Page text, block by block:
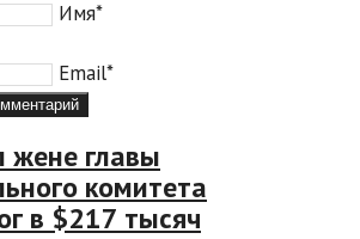
Имя*
Email*
жене главы
комитета
в $217 тысяч